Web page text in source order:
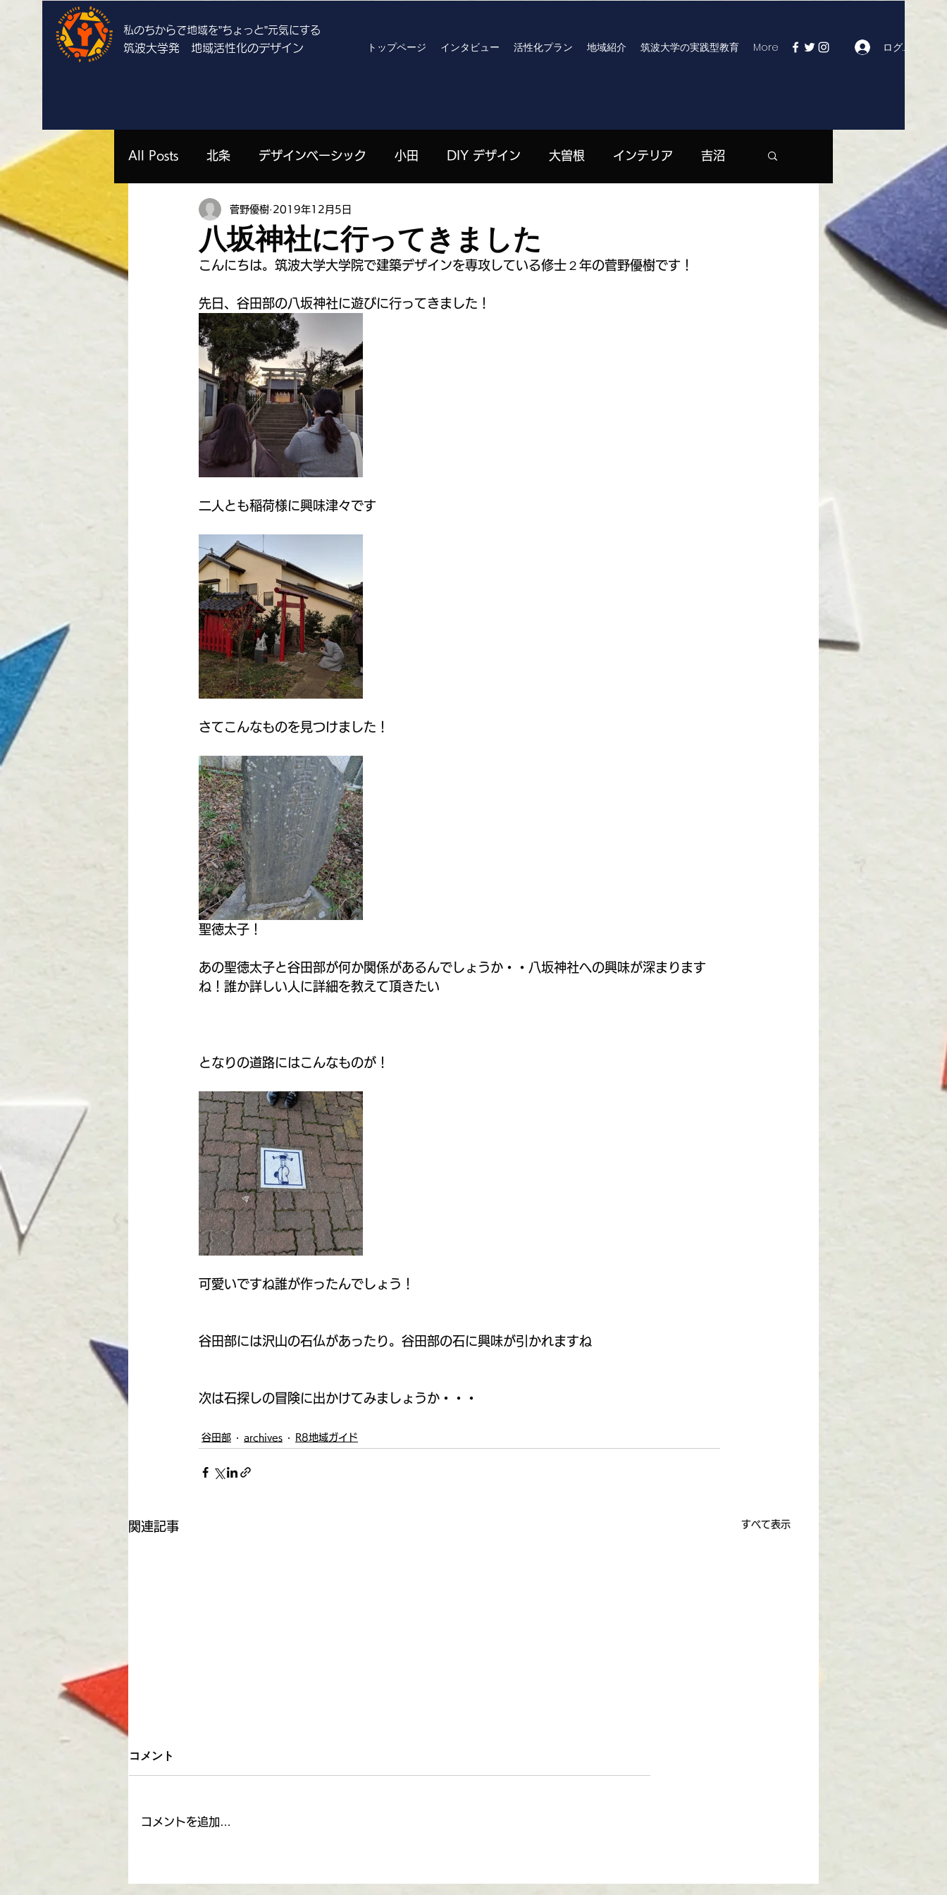
私のちからで地域を”ちょっと”元気にする
筑波大学発 地域活性化のデザイン トップページ インタビュー 活性化プラン 地域紹介 筑波大学の実践型教育 More ログイン
All Posts 北条 デザインベーシック 小田 DIY デザイン 大曽根 インテリア 吉沼
栄 谷田部 高見原
勝山祐衣 | 栄 濱中いずみ | 栄 嶋田珠々 | 高見原 劉山 | 上郷 ハンセンマックス | 大曽根
今泉優子 | 大曽根 R8地域ガイド
八坂神社に行ってきました
菅野優樹 2019年12月5日
こんにちは。筑波大学大学院で建築デザインを専攻している修士２年の菅野優樹です！
先日、谷田部の八坂神社に遊びに行ってきました！
二人とも稲荷様に興味津々です
さてこんなものを見つけました！
聖徳太子！
あの聖徳太子と谷田部が何か関係があるんでしょうか・・八坂神社への興味が深まります
ね！誰か詳しい人に詳細を教えて頂きたい
となりの道路にはこんなものが！
可愛いですね誰が作ったんでしょう！
谷田部には沢山の石仏があったり。谷田部の石に興味が引かれますね
次は石探しの冒険に出かけてみましょうか・・・
谷田部 archives R8地域ガイド
関連記事 すべて表示
谷田部
ープ” いろんな顔を持つ谷田
なカフェ
コメント
コメントを追加…